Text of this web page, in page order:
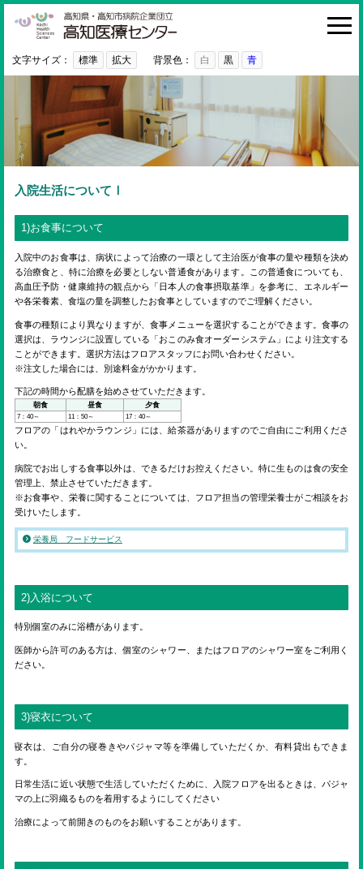
HOME
診療科・部門
入院・お見舞い
病院紹介
医療関係者の方へ
利用ガイド
採用情報
ENGLISH
検索
文字サイズ： 標準 拡大 背景色： 白 黒 青
入院生活についてⅠ
1)お食事について
入院中のお食事は、病状によって治療の一環として主治医が食事の量や種類を決め
る治療食と、特に治療を必要としない普通食があります。この普通食についても、
高血圧予防・健康維持の観点から「日本人の食事摂取基準」を参考に、エネルギー
や各栄養素、食塩の量を調整したお食事としていますのでご理解ください。
食事の種類により異なりますが、食事メニューを選択することができます。食事の
選択は、ラウンジに設置している「おこのみ食オーダーシステム」により注文する
ことができます。選択方法はフロアスタッフにお問い合わせください。
※注文した場合には、別途料金がかかります。
下記の時間から配膳を始めさせていただきます。
朝食 昼食 夕食
7：40～ 11：50～ 17：40～
フロアの「はれやかラウンジ」には、給茶器がありますのでご自由にご利用くださ
い。
病院でお出しする食事以外は、できるだけお控えください。特に生ものは食の安全
管理上、禁止させていただきます。
※お食事や、栄養に関することについては、フロア担当の管理栄養士がご相談をお
受けいたします。
栄養局 フードサービス
2)入浴について
特別個室のみに浴槽があります。
医師から許可のある方は、個室のシャワー、またはフロアのシャワー室をご利用く
ださい。
3)寝衣について
寝衣は、ご自分の寝巻きやパジャマ等を準備していただくか、有料貸出もできま
す。
日常生活に近い状態で生活していただくために、入院フロアを出るときは、パジャ
マの上に羽織るものを着用するようにしてください
治療によって前開きのものをお願いすることがあります。